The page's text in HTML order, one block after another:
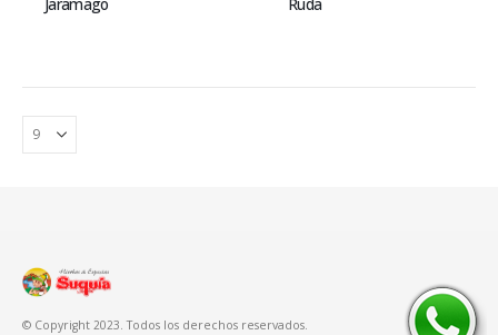
© Copyright 2023. Todos los derechos reservados.